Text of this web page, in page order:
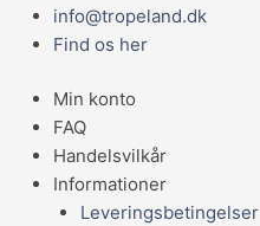
info@tropeland.dk
Find os her
Min konto
FAQ
Handelsvilkår
Informationer
Leveringsbetingelser
MenuPIND
M/REB
CM.
antal